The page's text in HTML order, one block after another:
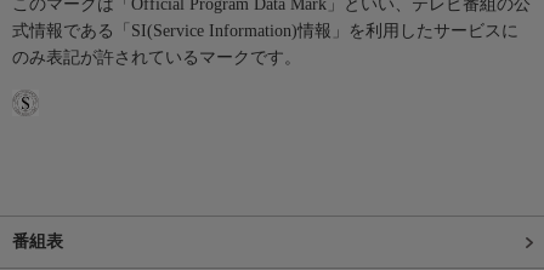
このマークは「Official Program Data Mark」といい、テレビ番組の公
式情報である「SI(Service Information)情報」を利用したサービスに
のみ表記が許されているマークです。
番組表